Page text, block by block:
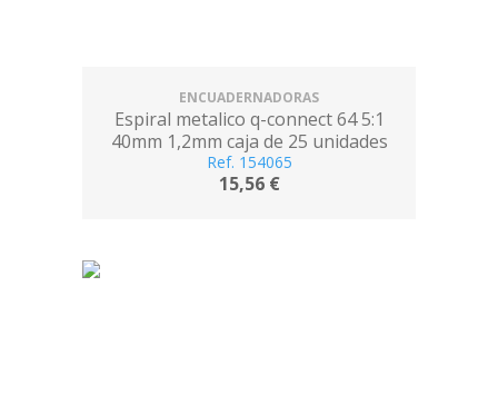
ENCUADERNADORAS
Espiral metalico q-connect 64 5:1
40mm 1,2mm caja de 25 unidades
Ref. 154065
15,56 €